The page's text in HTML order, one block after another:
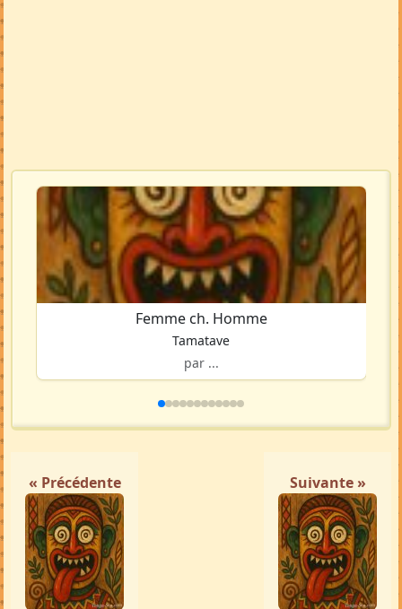
Femme ch. Homme
Tamatave
par ...
« Précédente Suivante »